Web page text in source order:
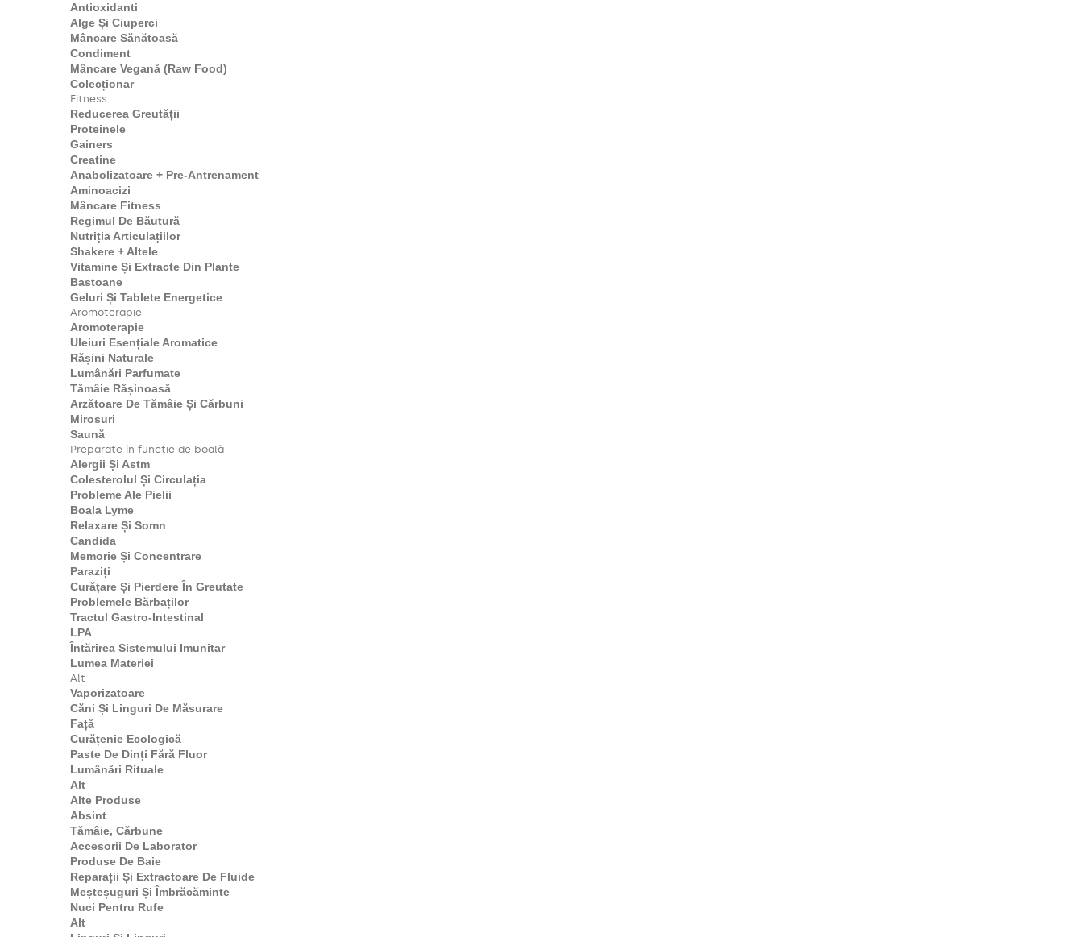
Antioxidanti
Alge Și Ciuperci
Mâncare Sănătoasă
Condiment
Mâncare Vegană (Raw Food)
Colecționar
Fitness
Reducerea Greutății
Proteinele
Gainers
Creatine
Anabolizatoare + Pre-Antrenament
Aminoacizi
Mâncare Fitness
Regimul De Băutură
Nutriția Articulațiilor
Shakere + Altele
Vitamine Și Extracte Din Plante
Bastoane
Geluri Și Tablete Energetice
Aromoterapie
Aromoterapie
Uleiuri Esențiale Aromatice
Rășini Naturale
Lumânări Parfumate
Tămâie Rășinoasă
Arzătoare De Tămâie Și Cărbuni
Mirosuri
Saună
Preparate în funcție de boală
Alergii Și Astm
Colesterolul Și Circulația
Probleme Ale Pielii
Boala Lyme
Relaxare Și Somn
Candida
Memorie Și Concentrare
Paraziți
Curățare Și Pierdere În Greutate
Problemele Bărbaților
Tractul Gastro-Intestinal
LPA
Întărirea Sistemului Imunitar
Lumea Materiei
Alt
Vaporizatoare
Căni Și Linguri De Măsurare
Față
Curățenie Ecologică
Paste De Dinți Fără Fluor
Lumânări Rituale
Alt
Alte Produse
Absint
Tămâie, Cărbune
Accesorii De Laborator
Produse De Baie
Reparații Și Extractoare De Fluide
Meșteșuguri Și Îmbrăcăminte
Nuci Pentru Rufe
Alt